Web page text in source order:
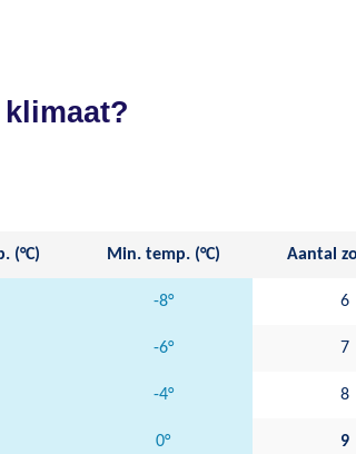
(°C) Min. temp. (°C) Aantal
-8° 6
-6° 7
-4° 8
0° 9